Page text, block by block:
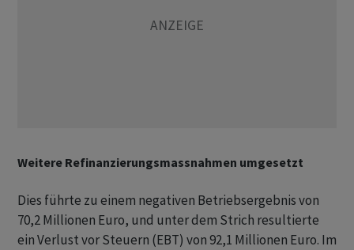
Weitere Refinanzierungsmassnahmen umgesetzt
Dies führte zu einem negativen Betriebsergebnis von
70,2 Millionen Euro, und unter dem Strich resultierte
ein Verlust vor Steuern (EBT) von 92,1 Millionen Euro. Im